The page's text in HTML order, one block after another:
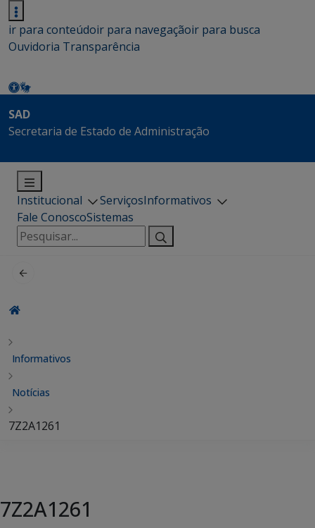
ir para conteúdoir para navegaçãoir para busca
Ouvidoria Transparência
SAD
Secretaria de Estado de Administração
Institucional ServiçosInformativos
Fale ConoscoSistemas
Pesquisar
por:
Informativos
Notícias
7Z2A1261
7Z2A1261